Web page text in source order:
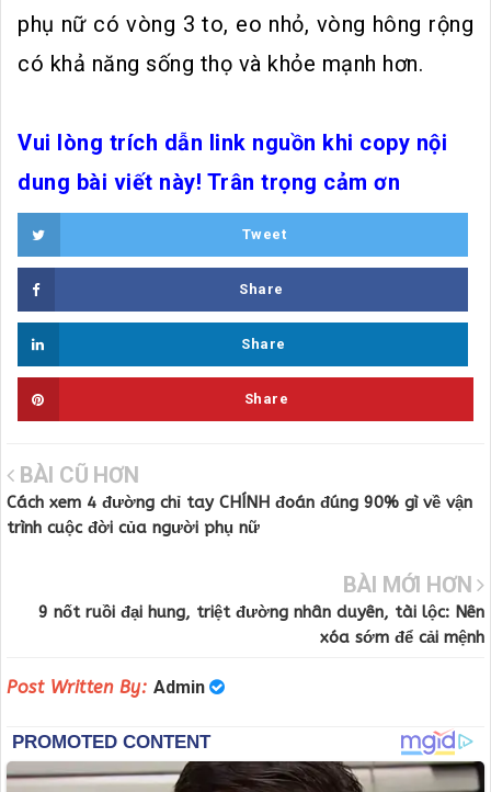
phụ nữ có vòng 3 to, eo nhỏ, vòng hông rộng
có khả năng sống thọ và khỏe mạnh hơn.
Vui lòng trích dẫn link nguồn khi copy nội
dung bài viết này! Trân trọng cảm ơn
Tweet
Share
Share
Share
BÀI CŨ HƠN
Cách xem 4 đường chỉ tay CHÍNH đoán đúng 90% gì về vận
trình cuộc đời của người phụ nữ
BÀI MỚI HƠN
9 nốt ruồi đại hung, triệt đường nhân duyên, tài lộc: Nên
xóa sớm để cải mệnh
Post Written By: Admin